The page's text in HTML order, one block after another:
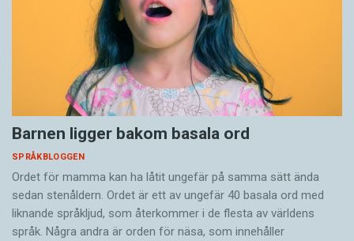
Barnen ligger bakom basala ord
SPRÅKBLOGGEN
Ordet för mamma kan ha låtit ungefär på samma sätt ända
sedan stenåldern. Ordet är ett av ungefär 40 basala ord med
liknande språkljud, som återkommer i de flesta av världens
språk. Några andra är orden för näsa, som innehåller